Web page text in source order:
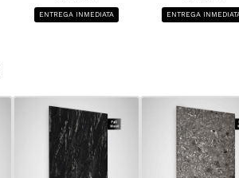
ENTREGA INMEDIATA ENTREGA